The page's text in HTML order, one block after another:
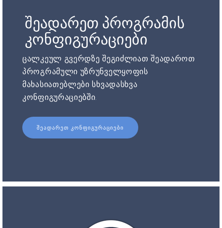
შეადარეთ პროგრამის
კონფიგურაციები
ცალკეულ გვერდზე შეგიძლიათ შეადაროთ
პროგრამული უზრუნველყოფის
მახასიათებლები სხვადასხვა
კონფიგურაციებში.
ᲨᲔᲐᲓᲐᲠᲔᲗ ᲙᲝᲜᲤᲘᲒᲣᲠᲐᲪᲘᲔᲑᲘ